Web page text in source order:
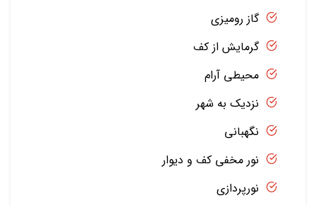
گاز رومیزی
گرمایش از کف
محیطی آرام
نزدیک به شهر
نگهبانی
نور مخفی کف و دیوار
نورپردازی